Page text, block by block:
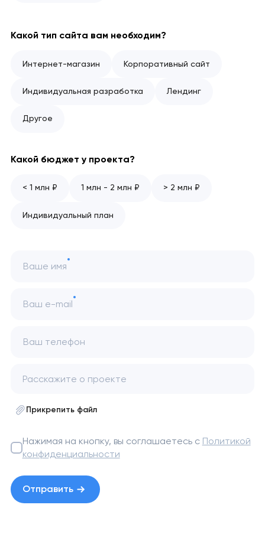
Какой тип сайта вам необходим?
Интернет-магазин Корпоративный сайт
Индивидуальная разработка Лендинг
Другое
Какой бюджет у проекта?
< 1 млн ₽ 1 млн - 2 млн ₽ > 2 млн ₽
Индивидуальный план
Ваше имя
Ваш e-mail
Ваш телефон
Прикрепить файл
Нажимая на кнопку, вы соглашаетесь с Политикой
конфиденциальности
Отправить